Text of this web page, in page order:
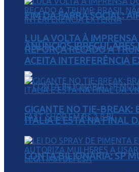
FIM DA FARRA SOCIAL:
ANÚNCIOS IRREGULARES
CONTA BILIONÁRIA: SP
LULA VOLTA À IMPRENSA
REFORÇA RECADO A
ACEITA INTERFERÊNCIA
GIGANTE NO TIE-BREAK:
ITÁLIA E ESTÁ NA FINAL